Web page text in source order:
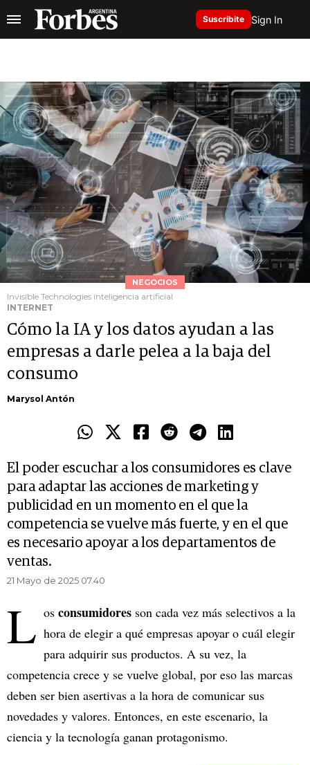
Suscribite Sign In
NEGOCIOS
Invisible Technologies inteligencia artificial
INTERNET
Cómo la IA y los datos ayudan a las
empresas a darle pelea a la baja del
consumo
Marysol Antón
El poder escuchar a los consumidores es clave
para adaptar las acciones de marketing y
publicidad en un momento en el que la
competencia se vuelve más fuerte, y en el que
es necesario apoyar a los departamentos de
ventas.
21 Mayo de 2025 07.40
L os consumidores son cada vez más selectivos a la
hora de elegir a qué empresas apoyar o cuál elegir
para adquirir sus productos. A su vez, la
competencia crece y se vuelve global, por eso las marcas
deben ser bien asertivas a la hora de comunicar sus
novedades y valores. Entonces, en este escenario, la
ciencia y la tecnología ganan protagonismo.